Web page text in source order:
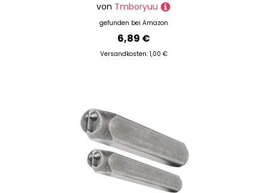
von Tmboryuu
gefunden bei Amazon
6,89 €
Versandkosten: 1,00 €